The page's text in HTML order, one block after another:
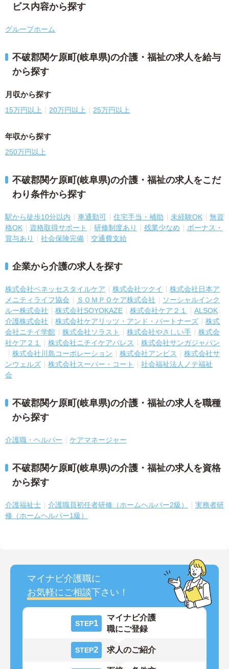
ビス内容から探す
グループホーム
不破郡関ケ原町(岐阜県)の介護・福祉の求人を給与
から探す
月収から探す
15万円以上 20万円以上 25万円以上
年収から探す
250万円以上
不破郡関ケ原町(岐阜県)の介護・福祉の求人をこだ
わり条件から探す
駅から徒歩10分以内 車通勤可 住宅手当・補助 未経験OK
無資
格OK
資格取得サポート 研修制度あり 残業少なめ
ボーナス・
賞与あり
社会保険完備 交通費支給
企業から介護の求人を探す
株式会社ベネッセスタイルケア 株式会社ツクイ
株式会社日本ア
メニティライフ協会
ＳＯＭＰＯケア株式会社
ソーシャルインク
ルー株式会社
株式会社SOYOKAZE 株式会社ケア２１
ALSOK
介護株式会社
株式会社ケアリッツ・アンド・パートナーズ
株式
会社ニチイ学館
株式会社ソラスト 株式会社やさしい手
株式会
社ケア２１
株式会社ニチイケアパレス
株式会社サンガジャパン
株式会社川島コーポレーション
株式会社アンビス
株式会社サ
ンウェルズ
株式会社スーパー・コート
社会福祉法人ノテ福祉
会
不破郡関ケ原町(岐阜県)の介護・福祉の求人を職種
から探す
介護職・ヘルパー ケアマネージャー
不破郡関ケ原町(岐阜県)の介護・福祉の求人を資格
から探す
介護福祉士 介護職員初任者研修（ホームヘルパー2級）
実務者研
修（ホームヘルパー1級）
マイナビ介護職に
お気軽にご相談下さい！
STEP1
マイナビ介護
職にご登録
STEP2 求人のご紹介